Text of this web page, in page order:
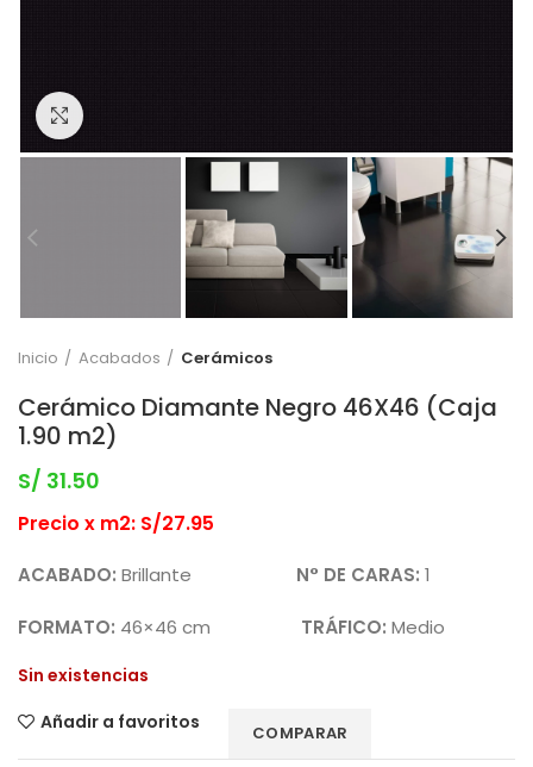
Inicio Acabados Cerámicos
Cerámico Diamante Negro 46X46 (Caja
1.90 m2)
S/ 31.50
Precio x m2: S/27.95
ACABADO: Brillante N° DE CARAS: 1
FORMATO: 46×46 cm TRÁFICO: Medio
Sin existencias
Añadir a favoritos
COMPARAR